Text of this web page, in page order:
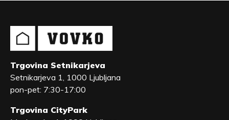
Trgovina Setnikarjeva
Setnikarjeva 1, 1000 Ljubljana
pon-pet: 7:30-17:00
Trgovina CityPark